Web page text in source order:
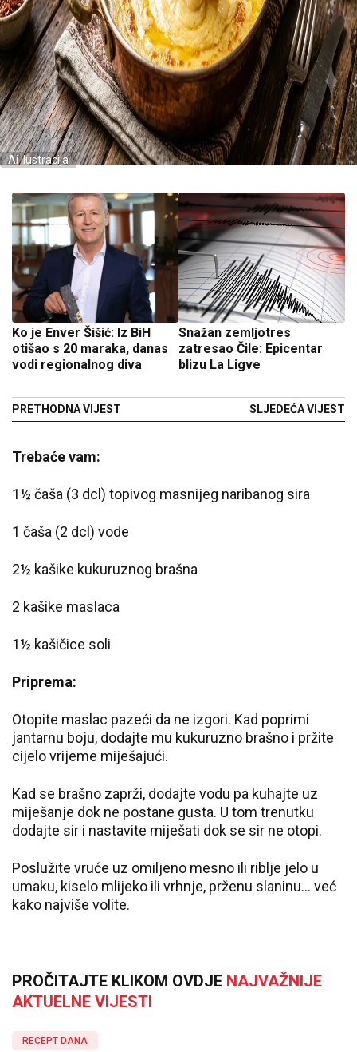
Ai ilustracija
Ko je Enver Šišić: Iz BiH
otišao s 20 maraka, danas
vodi regionalnog diva
PRETHODNA VIJEST
Snažan zemljotres
zatresao Čile: Epicentar
blizu La Ligve
SLJEDEĆA VIJEST
Trebaće vam:
1½ čaša (3 dcl) topivog masnijeg naribanog sira
1 čaša (2 dcl) vode
2½ kašike kukuruznog brašna
2 kašike maslaca
1½ kašičice soli
Priprema:
Otopite maslac pazeći da ne izgori. Kad poprimi
jantarnu boju, dodajte mu kukuruzno brašno i pržite
cijelo vrijeme miješajući.
Kad se brašno zaprži, dodajte vodu pa kuhajte uz
miješanje dok ne postane gusta. U tom trenutku
dodajte sir i nastavite miješati dok se sir ne otopi.
Poslužite vruće uz omiljeno mesno ili riblje jelo u
umaku, kiselo mlijeko ili vrhnje, prženu slaninu... već
kako najviše volite.
PROČITAJTE KLIKOM OVDJE NAJVAŽNIJE
AKTUELNE VIJESTI
RECEPT DANA